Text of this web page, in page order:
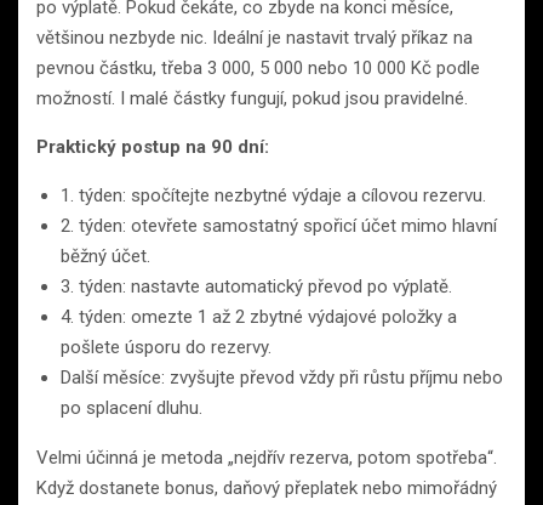
po výplatě. Pokud čekáte, co zbyde na konci měsíce,
většinou nezbyde nic. Ideální je nastavit trvalý příkaz na
pevnou částku, třeba 3 000, 5 000 nebo 10 000 Kč podle
možností. I malé částky fungují, pokud jsou pravidelné.
Praktický postup na 90 dní:
1. týden: spočítejte nezbytné výdaje a cílovou rezervu.
2. týden: otevřete samostatný spořicí účet mimo hlavní
běžný účet.
3. týden: nastavte automatický převod po výplatě.
4. týden: omezte 1 až 2 zbytné výdajové položky a
pošlete úsporu do rezervy.
Další měsíce: zvyšujte převod vždy při růstu příjmu nebo
po splacení dluhu.
Velmi účinná je metoda „nejdřív rezerva, potom spotřeba“.
Když dostanete bonus, daňový přeplatek nebo mimořádný